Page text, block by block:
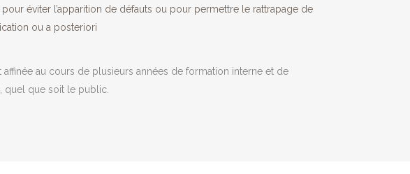
éviter l’apparition de défauts ou pour permettre le rattrapage de
ou a posteriori
au cours de plusieurs années de formation interne et de
quel que soit le public.